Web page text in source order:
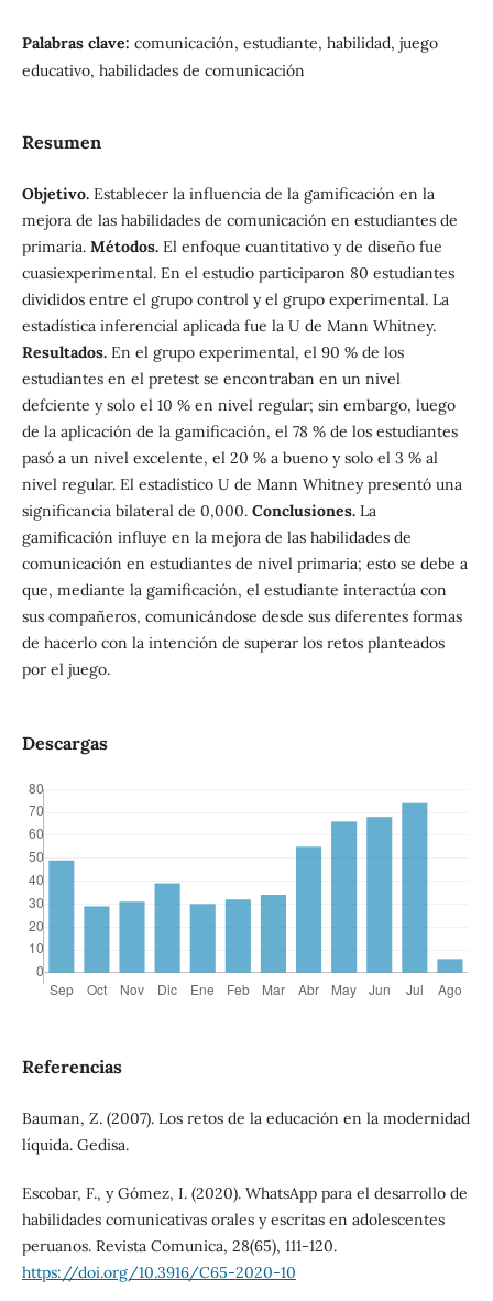
Palabras clave: comunicación, estudiante, habilidad, juego
educativo, habilidades de comunicación
Resumen
Objetivo. Establecer la influencia de la gamificación en la
mejora de las habilidades de comunicación en estudiantes de
primaria. Métodos.El enfoque cuantitativo y de diseño fue
cuasiexperimental. En el estudio participaron 80 estudiantes
divididos entre el grupo control y el grupo experimental. La
estadística inferencial aplicada fue la U de Mann Whitney.
Resultados.En el grupo experimental, el 90 % de los
estudiantes en el pretest se encontraban en un nivel
defciente y solo el 10 % en nivel regular; sin embargo, luego
de la aplicación de la gamificación, el 78 % de los estudiantes
pasó a un nivel excelente, el 20 % a bueno y solo el 3 % al
nivel regular. El estadístico U de Mann Whitney presentó una
significancia bilateral de 0,000. Conclusiones. La
gamificación influye en la mejora de las habilidades de
comunicación en estudiantes de nivel primaria; esto se debe a
que, mediante la gamificación, el estudiante interactúa con
sus compañeros, comunicándose desde sus diferentes formas
de hacerlo con la intención de superar los retos planteados
por el juego.
Descargas
Referencias
Bauman, Z. (2007). Los retos de la educación en la modernidad
líquida. Gedisa.
Escobar, F., y Gómez, I. (2020). WhatsApp para el desarrollo de
habilidades comunicativas orales y escritas en adolescentes
peruanos. Revista Comunica, 28(65), 111-120.
https://doi.org/10.3916/C65-2020-10